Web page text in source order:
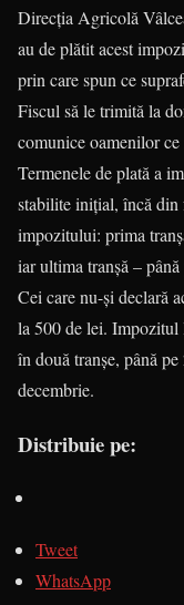
Direcţia Agricolă
au de plătit acest
prin care spun ce
Fiscul să le trimită la
comunice oamenilor
Termenele de plată a
stabilite iniţial, încă din
impozitului: prima
iar ultima tranşă –
Cei care nu-şi declară
la 500 de lei.
în două tranşe, până
decembrie.
Distribuie pe:
Tweet
WhatsApp